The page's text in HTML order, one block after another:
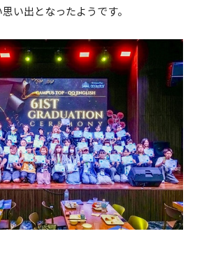
い出となったようです。